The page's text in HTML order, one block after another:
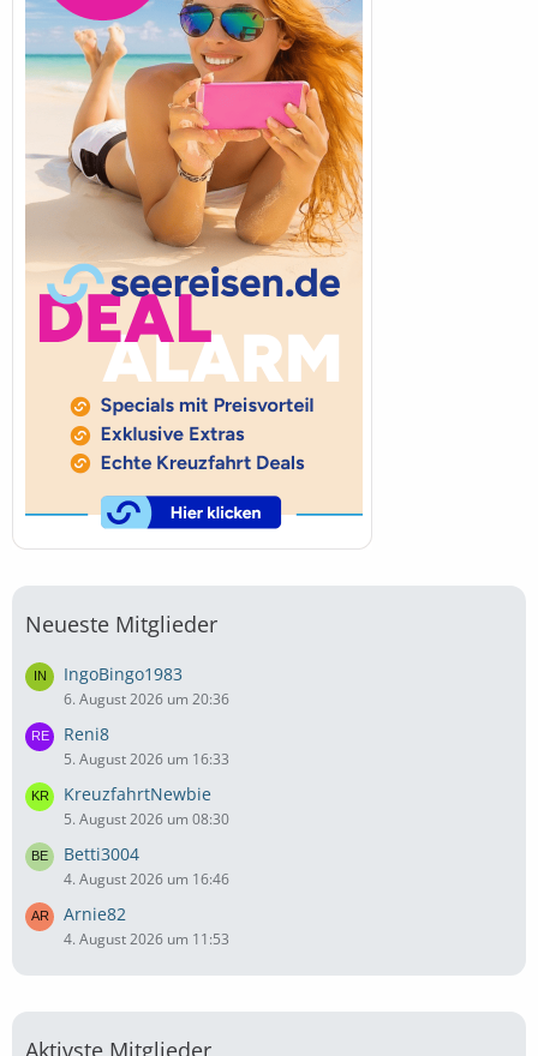
Neueste Mitglieder
IngoBingo1983
6. August 2026 um 20:36
Reni8
5. August 2026 um 16:33
KreuzfahrtNewbie
5. August 2026 um 08:30
Betti3004
4. August 2026 um 16:46
Arnie82
4. August 2026 um 11:53